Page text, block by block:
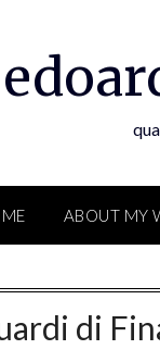
ABOUT MY
di